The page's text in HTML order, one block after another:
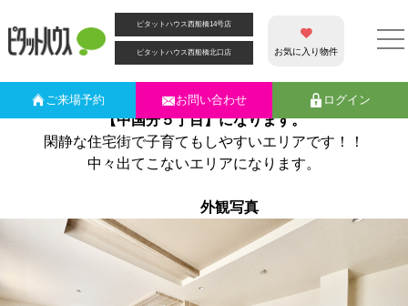
ピタットハウス西船橋14号店
ピタットハウス西船橋北口店 お気に入り物件
ご来場予約 お問い合わせ ログイン
カテゴリー別アーカイブ:矢切駅
☆市川市☆中国分5丁目新築戸建登場！
こんにちは！
今回ご紹介させて頂く物件は新築戸建です。
【中国分５丁目】になります。
閑静な住宅街で子育てもしやすいエリアです！！
中々出てこないエリアになります。
外観写真